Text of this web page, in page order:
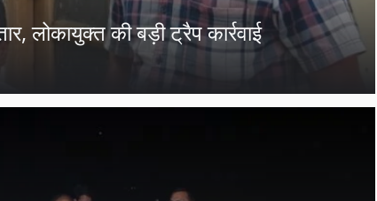
लोकायुक्त की बड़ी ट्रैप कार्रवाई